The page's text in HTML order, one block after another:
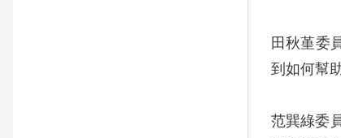
田秋堇委
到如何幫
范巽綠委